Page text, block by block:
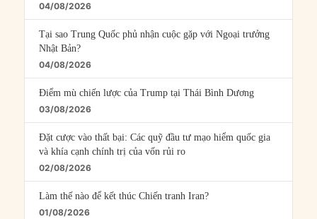
04/08/2026
Tại sao Trung Quốc phủ nhận cuộc gặp với Ngoại trưởng
Nhật Bản?
04/08/2026
Điểm mù chiến lược của Trump tại Thái Bình Dương
03/08/2026
Đặt cược vào thất bại: Các quỹ đầu tư mạo hiểm quốc gia
và khía cạnh chính trị của vốn rủi ro
02/08/2026
Làm thế nào để kết thúc Chiến tranh Iran?
01/08/2026